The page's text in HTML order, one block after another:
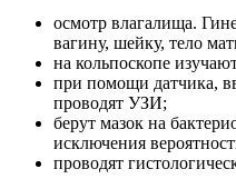
осмотр влагалища.
вагину, шейку, тело
на кольпоскопе
при помощи датчика,
проводят УЗИ;
берут мазок на
исключения
проводят